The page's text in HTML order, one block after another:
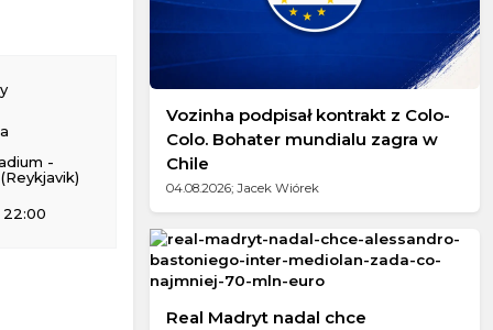
-
22:00
Vozinha podpisał kontrakt z Colo-
Colo. Bohater mundialu zagra w
Chile
04.08.2026; Jacek Wiórek
Real Madryt nadal chce